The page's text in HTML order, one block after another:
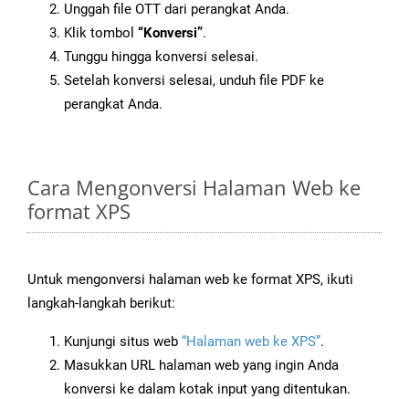
Unggah file OTT dari perangkat Anda.
Klik tombol “Konversi”.
Tunggu hingga konversi selesai.
Setelah konversi selesai, unduh file PDF ke
perangkat Anda.
Cara Mengonversi Halaman Web ke
format XPS
Untuk mengonversi halaman web ke format XPS, ikuti
langkah-langkah berikut:
Kunjungi situs web “Halaman web ke XPS”.
Masukkan URL halaman web yang ingin Anda
konversi ke dalam kotak input yang ditentukan.